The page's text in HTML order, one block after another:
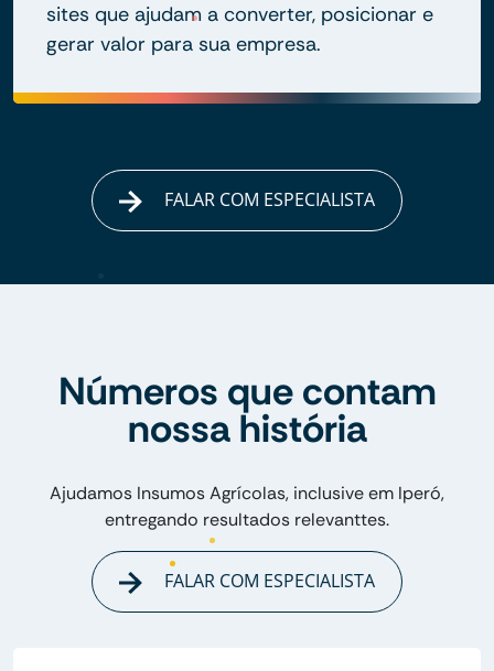
sites que ajudam a converter, posicionar e
gerar valor para sua empresa.
FALAR COM ESPECIALISTA
Números que contam
nossa história
Ajudamos Insumos Agrícolas, inclusive em Iperó,
entregando resultados relevanttes.
FALAR COM ESPECIALISTA